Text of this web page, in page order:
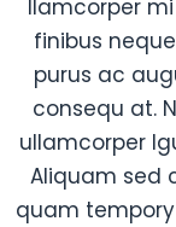
llamcorper
finibus
purus ac
consequ at.
ullamcorper
Aliquam sed
quam